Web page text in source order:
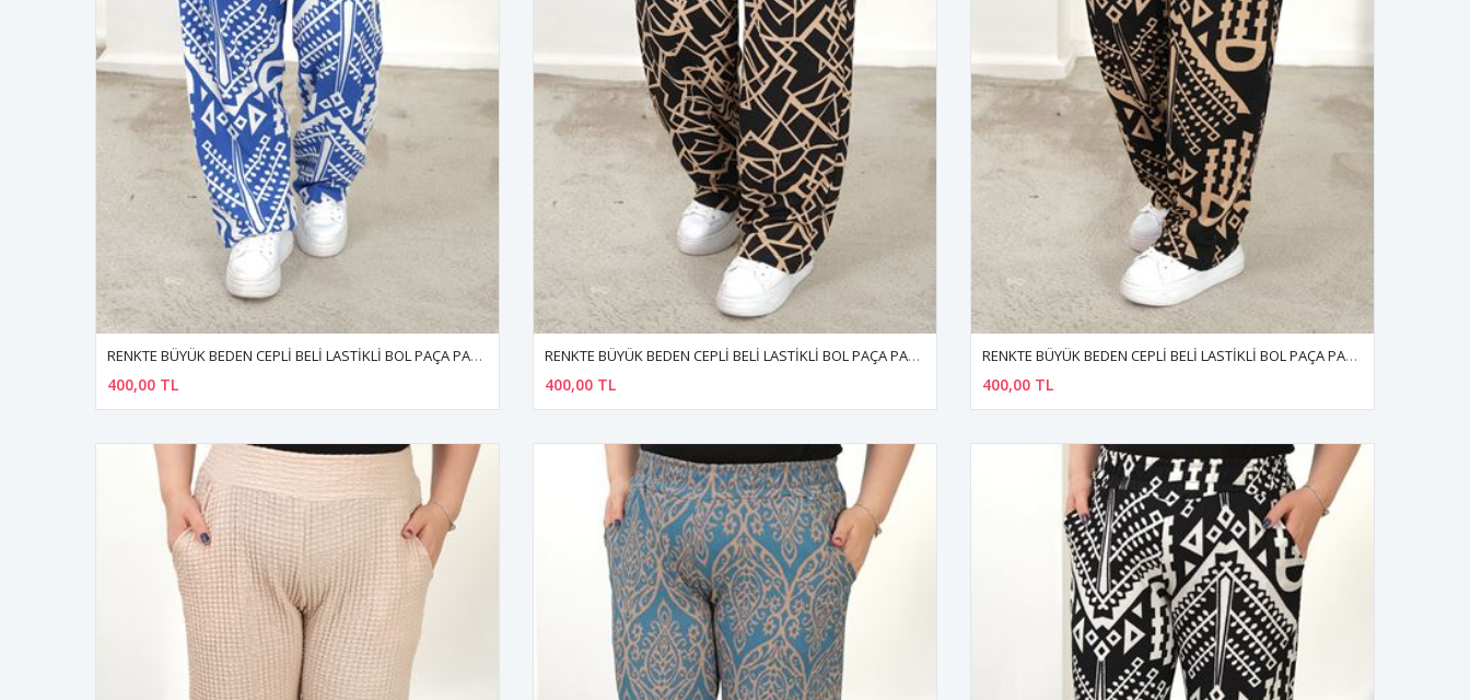
RENKTE BÜYÜK BEDEN CEPLİ BELİ LASTİKLİ BOL PAÇA PANTALON
400,00 TL
RENKTE BÜYÜK BEDEN CEPLİ BELİ LASTİKLİ BOL PAÇA PANTALON
400,00 TL
RENKTE BÜYÜK BEDEN CEPLİ BELİ LASTİKLİ BOL PAÇA PANTALON
400,00 TL